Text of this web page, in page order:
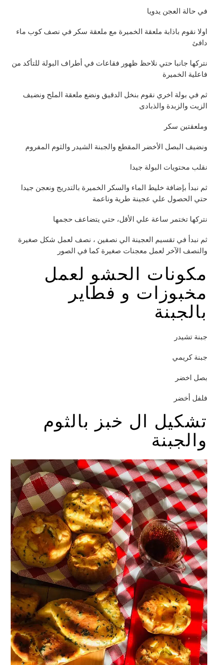
في حالة العجن يدويا
اولا نقوم باذابة ملعقة الخميرة مع ملعقة سكر في نصف كوب ماء
دافئ
نتركها جانبا حتي نلاحظ ظهور فقاعات في أطراف البولة للتأكد من
فاعلية الخميرة
ثم في بولة اخري نقوم بنخل الدقيق ونضع ملعقة الملح ونضيف
الزيت والزبدة والذبادى
وملعقتين سكر
ونضيف البصل الأخضر المقطع والجبنة الشيدر والثوم المفروم
نقلب محتويات البولة جيدا
ثم نبدأ بإضافة خليط الماء والسكر الخميرة بالتدريج ونعجن جيدا
حتي الحصول علي عجينة طرية وناعمة
نتركها تختمر ساعة علي الأقل، حتي يتضاعف حجمها
ثم نبدأ في تقسيم العجينة الي نصفين ، نصف لعمل شكل صغيرة
والنصف الآخر لعمل معجنات صغيرة كما في الصور
مكونات الحشو لعمل
مخبوزات و فطاير
بالجبنة
جبنة تشيدر
جبنة كريمي
بصل اخضر
فلفل أخضر
تشكيل ال خبز بالثوم
والجبنة